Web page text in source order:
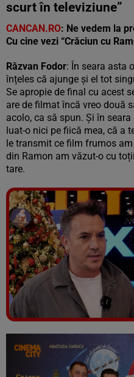
scurt în televiziune”
CANCAN.RO: Ne vedem la
Cu cine vezi “Crăciun cu
Răzvan Fodor: În seara asta
înțeles că ajunge și el tot
Se apropie de final cu acest
are de filmat încă vreo două
acolo, ca să spun. Și în
luat-o nici pe fiică mea, că a
le transmit ce film frumos
din Ramon am văzut-o cu
tare.